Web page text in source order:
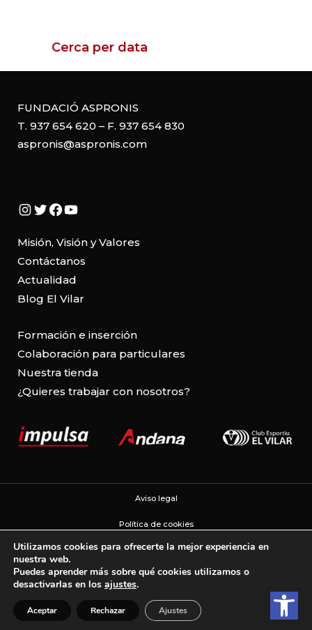
Abrir
Cerca per data
FUNDACIÓ ASPRONIS
T. 937 654 620 – F. 937 654 830
aspronis@aspronis.com
Instagram
Twitter
Facebook
YouTube
Misión, Visión y Valores
Contáctanos
Actualidad
Blog El Vilar
Formación e inserción
Colaboración para particulares
Nuestra tienda
¿Quieres trabajar con nosotros?
Aviso legal
Política de cookies
Política de privacidad
Configuración de cookies
Web developed by PIMEC
Utilizamos cookies para ofrecerte la mejor experiencia en
nuestra web.
Puedes aprender más sobre qué cookies utilizamos o
desactivarlas en los ajustes.
Aceptar Rechazar Ajustes